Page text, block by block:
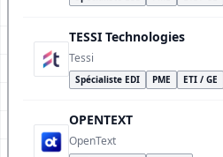
TESSI Technologies
Tessi
Spécialiste EDI PME ETI / GE
OPENTEXT
OpenText